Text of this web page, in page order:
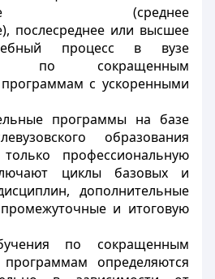
(среднее
послесреднее или высшее
процесс в вузе
по сокращенным
с ускоренными
программы на базе
образования
профессиональную
циклы базовых и
дополнительные
и итоговую
по сокращенным
определяются